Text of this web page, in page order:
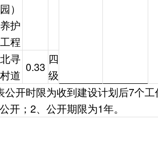
园）
养护
工程
北寻
村道
0.33
四
级
公开时限为收到建设计划后7个工
公开；2、公开期限为1年。